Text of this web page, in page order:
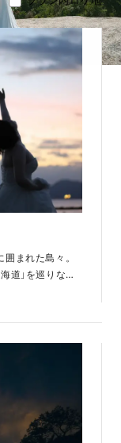
まれた島々。
道」を巡りなが
食堂」や極彩色
心の丘」は、海
。海辺のサンセ